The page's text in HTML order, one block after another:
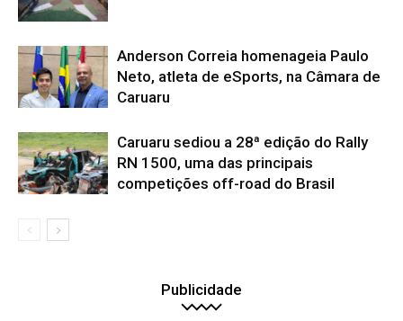
Anderson Correia homenageia Paulo
Neto, atleta de eSports, na Câmara de
Caruaru
Caruaru sediou a 28ª edição do Rally
RN 1500, uma das principais
competições off-road do Brasil
Publicidade